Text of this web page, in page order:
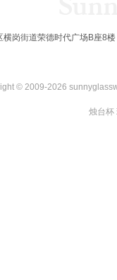
横岗街道荣德时代广场B座8
© 2009-2026
烛台杯